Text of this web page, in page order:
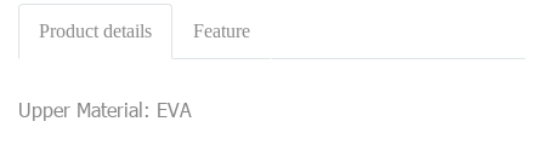
Product details Feature
Upper Material: EVA